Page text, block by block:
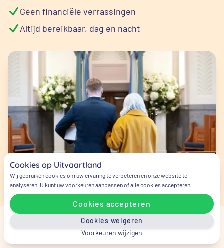
Geen financiële verrassingen
Altijd bereikbaar, dag en nacht
Veelgestelde vragen
Cookies op Uitvaartland
Wij gebruiken cookies om uw ervaring te verbeteren en onze website te
analyseren. U kunt uw voorkeuren aanpassen of alle cookies accepteren.
Cookies accepteren
Cookies weigeren
Voorkeuren wijzigen